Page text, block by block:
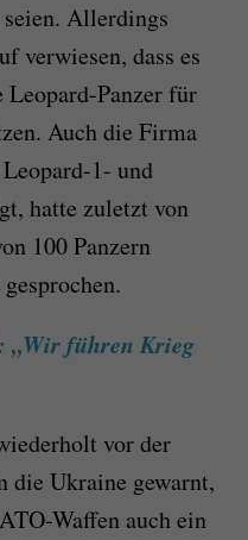
Allerdings
verwiesen, dass es
Leopard-Panzer für
Auch die Firma
1- und
hatte zuletzt von
100 Panzern
„Wir führen Krieg
vor der
die Ukraine gewarnt,
Waffen auch ein